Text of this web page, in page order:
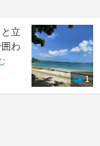
立
わ
1